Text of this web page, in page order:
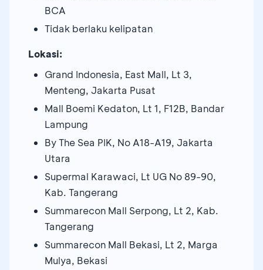
BCA
Tidak berlaku kelipatan
Lokasi:
Grand Indonesia, East Mall, Lt 3,
Menteng, Jakarta Pusat
Mall Boemi Kedaton, Lt 1, F12B, Bandar
Lampung
By The Sea PIK, No A18-A19, Jakarta
Utara
Supermal Karawaci, Lt UG No 89-90,
Kab. Tangerang
Summarecon Mall Serpong, Lt 2, Kab.
Tangerang
Summarecon Mall Bekasi, Lt 2, Marga
Mulya, Bekasi